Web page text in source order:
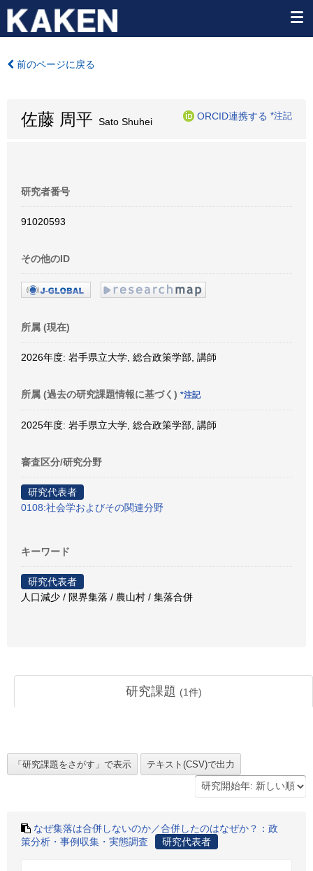
前のページに戻る
佐藤 周平 Sato Shuhei
ORCID連携する *注記
研究者番号
91020593
その他のID
所属 (現在)
2026年度: 岩手県立大学, 総合政策学部, 講師
所属 (過去の研究課題情報に基づく) *注記
2025年度: 岩手県立大学, 総合政策学部, 講師
審査区分/研究分野
研究代表者
0108:社会学およびその関連分野
キーワード
研究代表者
人口減少 / 限界集落 / 農山村 / 集落合併
研究課題 (1件)
なぜ集落は合併しないのか／合併したのはなぜか？：政
策分析・事例収集・実態調査
研究代表者